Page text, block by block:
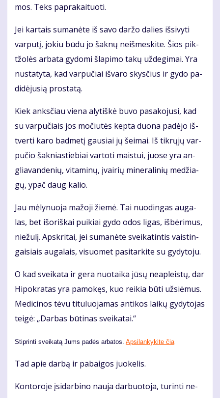
mos. Teks pa­pra­kai­tuo­ti.
Jei kar­tais su­ma­nė­te iš sa­vo dar­žo da­lies iš­si­vy­ti
var­pu­tį, jo­kiu bū­du jo šak­nų ne­iš­mes­ki­te. Šios pik­
tžo­lės ar­ba­ta gy­do­mi šla­pi­mo ta­kų už­de­gi­mai. Yra
nu­sta­ty­ta, kad var­pu­čiai iš­va­ro skys­čius ir gy­do pa­
di­dė­ju­sią pro­sta­tą.
Kiek anks­čiau vie­na aly­tiš­kė bu­vo pa­sa­ko­ju­si, kad
su var­pu­čiais jos mo­čiu­tės kep­ta duo­na pa­dė­jo iš­
tver­ti ka­ro bad­me­tį gau­siai jų šei­mai. Iš tik­rų­jų var­
pu­čio šak­nias­tie­biai var­to­ti mais­tui, juo­se yra an­
glia­van­de­nių, vi­ta­mi­nų, įvai­rių mi­ne­ra­li­nių me­džia­
gų, ypač daug ka­lio.
Jau mė­ly­nuo­ja ma­žo­ji žie­mė. Tai nuo­din­gas au­ga­
las, bet iš­oriš­kai pui­kiai gy­do odos li­gas, iš­bė­ri­mus,
nie­žu­lį. Ap­skri­tai, jei su­ma­nė­te svei­ka­tin­tis vais­tin­
gai­siais au­ga­lais, vi­suo­met pa­si­tar­ki­te su gy­dy­to­ju.
O kad svei­ka­ta ir ge­ra nuo­tai­ka jū­sų ne­ap­leis­tų, dar
Hi­pok­ra­tas yra pa­mo­kęs, kuo rei­kia bū­ti už­si­ė­mus.
Me­di­ci­nos tė­vu ti­tu­luo­ja­mas an­ti­kos lai­kų gy­dy­to­jas
tei­gė: „Dar­bas bū­ti­nas svei­ka­tai.“
Stiprinti sveikatą Jums padės arbatos. Apsilankykite čia
Tad apie dar­bą ir pa­bai­gos juo­ke­lis.
Kon­to­ro­je įsi­dar­bi­no nau­ja dar­buo­to­ja, tu­rin­ti ne­